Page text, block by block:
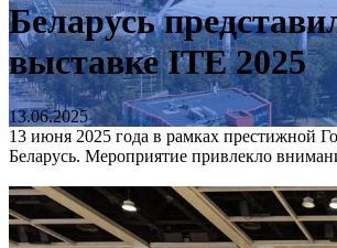
Беларусь
выставке ITE 2025
13.06.2025
13 июня 2025 года в рамках престижной
Беларусь. Мероприятие привлекло